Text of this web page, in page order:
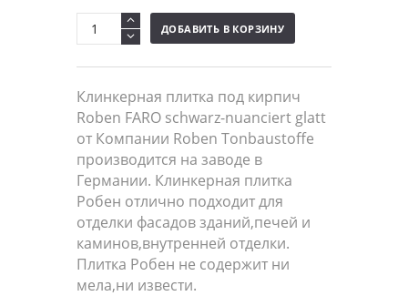
ДОБАВИТЬ В КОРЗИНУ
Клинкерная плитка под кирпич
Roben FARO schwarz-nuanciert glatt
от Компании Roben Tonbaustoffe
производится на заводе в
Германии. Клинкерная плитка
Робен отлично подходит для
отделки фасадов зданий,печей и
каминов,внутренней отделки.
Плитка Робен не содержит ни
мела,ни извести.